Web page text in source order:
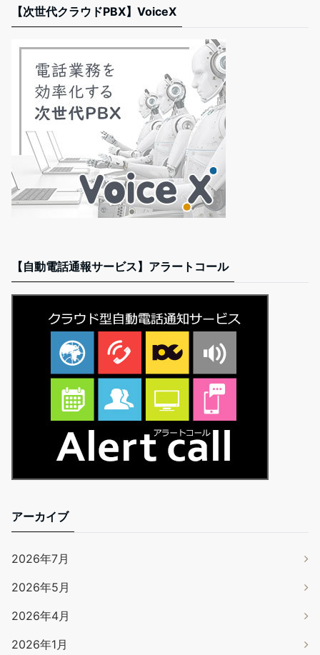
【次世代クラウドPBX】VoiceX
【自動電話通報サービス】アラートコール
アーカイブ
2026年7月
2026年5月
2026年4月
2026年1月